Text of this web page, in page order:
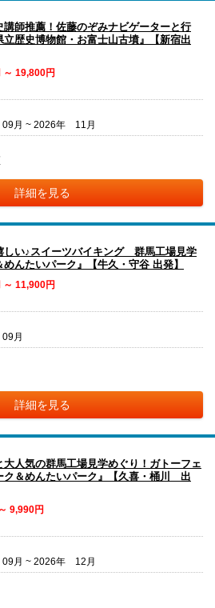
講師推薦！佐藤のぞみナビゲーターと行
歴史博物館・お富士山古墳』【新宿出
～ 19,800円
月 ~ 2026年 11月
詳細を見る
しい♪スイーツバイキング 群馬工場見学
んたいパーク』【牛久・守谷 出発】
～ 11,900円
月
詳細を見る
大人気の群馬工場見学めぐり！ガトーフェ
ク＆めんたいパーク』【久喜・桶川 出
9,990円
月 ~ 2026年 12月